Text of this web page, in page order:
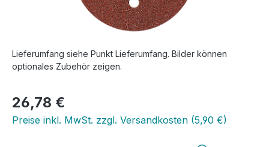
Lieferumfang siehe Punkt Lieferumfang. Bilder können
optionales Zubehör zeigen.
Regulärer Preis:
26,78 €
Preise inkl. MwSt. zzgl. Versandkosten (5,90 €)